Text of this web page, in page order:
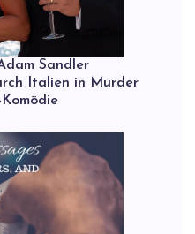
Sandler
Italien in Murder